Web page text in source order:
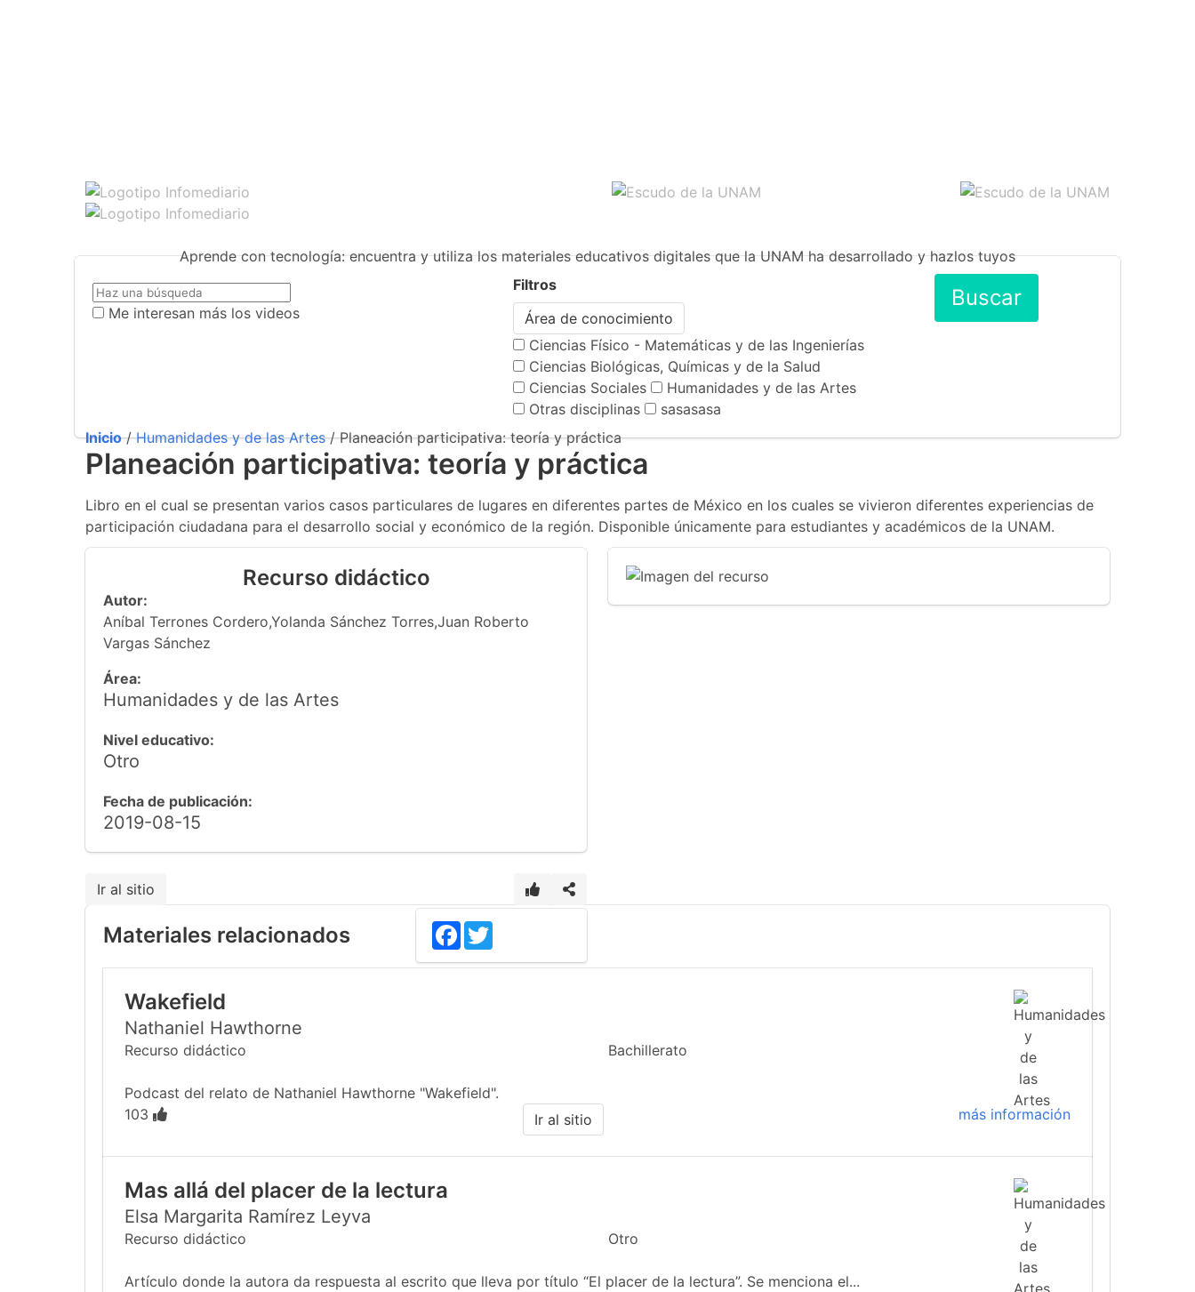
Aprende con tecnología: encuentra y utiliza los materiales educativos digitales que la UNAM ha desarrollado y hazlos tuyos
Me interesan más los videos
Filtros
Área de conocimiento
Ciencias Físico - Matemáticas y de las Ingenierías
Ciencias Biológicas, Químicas y de la Salud
Ciencias Sociales
Humanidades y de las Artes
Otras disciplinas
sasasasa
Buscar
Inicio/Humanidades y de las Artes/ Planeación participativa: teoría y práctica
Planeación participativa: teoría y práctica
Libro en el cual se presentan varios casos particulares de lugares en diferentes partes de México en los cuales se vivieron diferentes experiencias de
participación ciudadana para el desarrollo social y económico de la región. Disponible únicamente para estudiantes y académicos de la UNAM.
Recurso didáctico
Autor:
Aníbal Terrones Cordero,Yolanda Sánchez Torres,Juan Roberto
Vargas Sánchez
Área:
Humanidades y de las Artes
Nivel educativo:
Otro
Fecha de publicación:
2019-08-15
Ir al sitio
Facebook
Materiales relacionados
Wakefield
Nathaniel Hawthorne
Recurso didáctico Bachillerato
Podcast del relato de Nathaniel Hawthorne "Wakefield".
103
más información
Ir al sitio
Mas allá del placer de la lectura
Elsa Margarita Ramírez Leyva
Recurso didáctico Otro
Artículo donde la autora da respuesta al escrito que lleva por título “El placer de la lectura”. Se menciona el...